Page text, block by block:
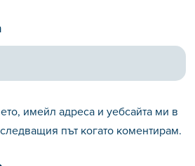
имейл адреса и уебсайта ми в
път когато коментирам.